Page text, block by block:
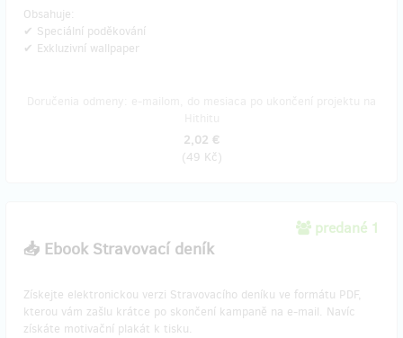
Obsahuje:
✔ Speciální poděkování
✔ Exkluzivní wallpaper
2,02 €
(49 Kč)
predané 1
📥 Ebook Stravovací deník
Získejte elektronickou verzi Stravovacího deníku ve formátu PDF,
kterou vám zašlu krátce po skončení kampaně na e-mail. Navíc
získáte motivační plakát k tisku.